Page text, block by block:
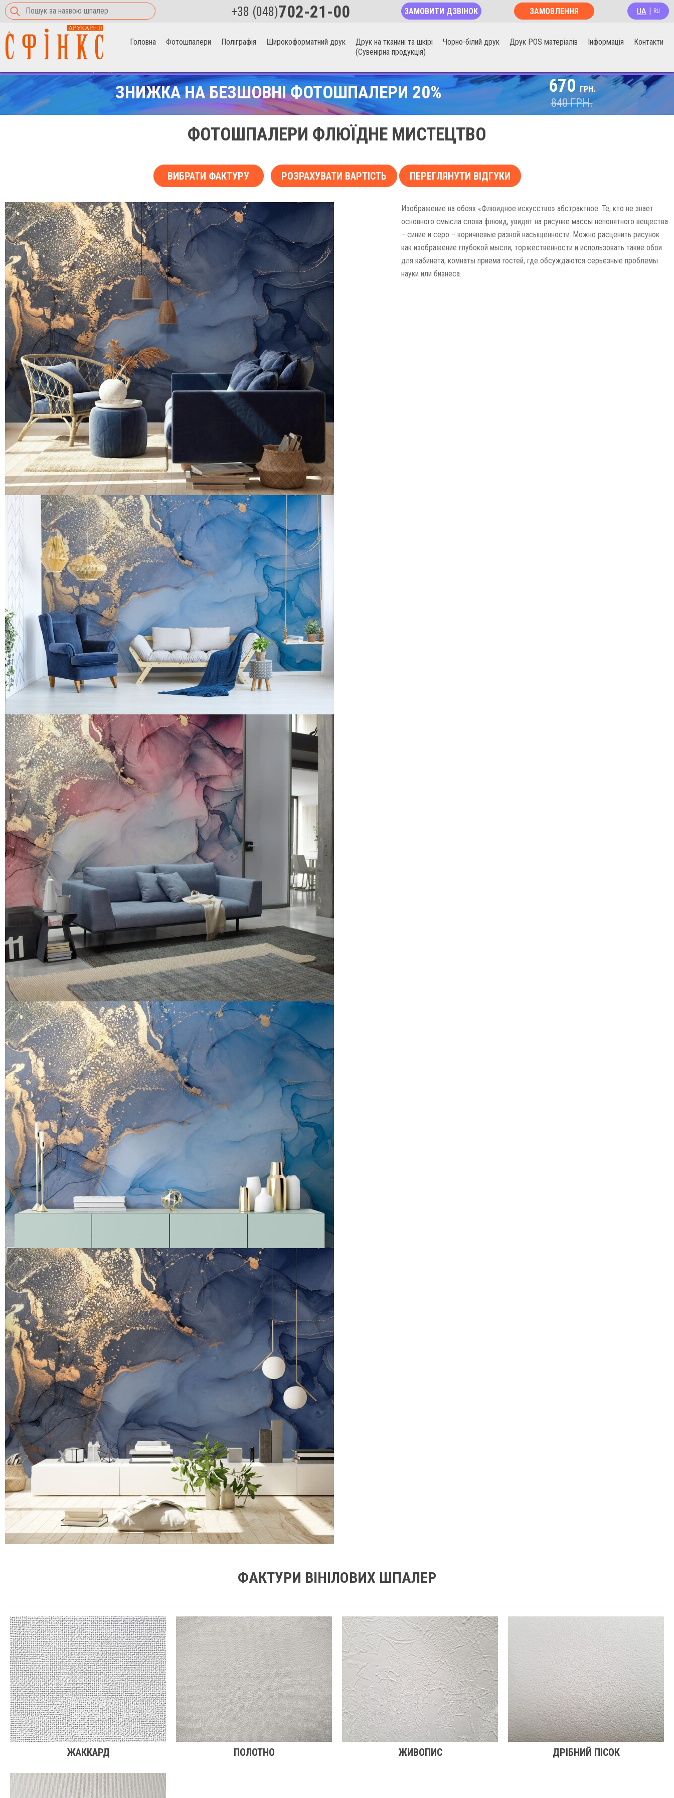
+38 (048)702-21-00 ЗАМОВИТИ ДЗВІНОК
ЗАМОВЛЕННЯ
UA RU
Головна Фотошпалери Поліграфія Широкоформатний друк
Друк на тканині та шкірі
(Сувенірна продукція)
Чорно-білий друк Друк POS матеріалів Інформація Контакти
ЗНИЖКА НА БЕЗШОВНІ ФОТОШПАЛЕРИ 20% 670ГРН.
840ГРН.
ФОТОШПАЛЕРИ ФЛЮЇДНЕ МИСТЕЦТВО
ВИБРАТИ ФАКТУРУ РОЗРАХУВАТИ ВАРТІСТЬ ПЕРЕГЛЯНУТИ ВІДГУКИ
Изображение на обоях «Флюидное искусство» абстрактное. Те, кто не знает
основного смысла слова флюид, увидят на рисунке массы непонятного вещества
– синие и серо – коричневые разной насыщенности. Можно расценить рисунок
как изображение глубокой мысли, торжественности и использовать такие обои
для кабинета, комнаты приема гостей, где обсуждаются серьезные проблемы
науки или бизнеса.
ФАКТУРИ ВІНІЛОВИХ ШПАЛЕР
ЖАККАРД ПОЛОТНО ЖИВОПИС ДРІБНИЙ ПІСОК